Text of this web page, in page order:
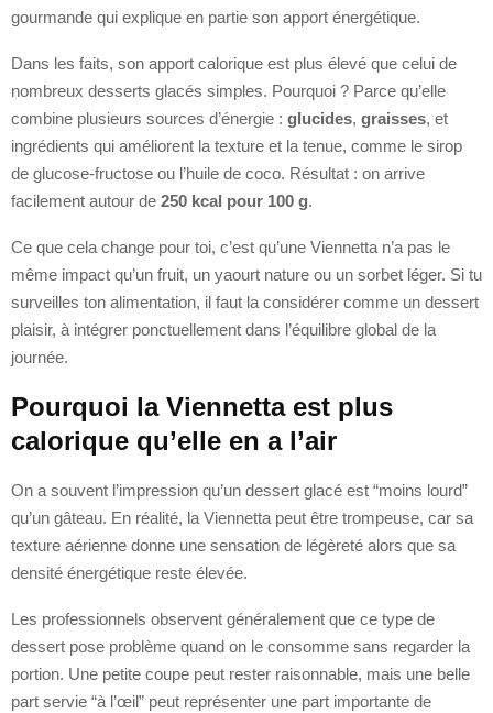
gourmande qui explique en partie son apport énergétique.
Dans les faits, son apport calorique est plus élevé que celui de
nombreux desserts glacés simples. Pourquoi ? Parce qu’elle
combine plusieurs sources d’énergie : glucides, graisses, et
ingrédients qui améliorent la texture et la tenue, comme le sirop
de glucose-fructose ou l’huile de coco. Résultat : on arrive
facilement autour de 250 kcal pour 100 g.
Ce que cela change pour toi, c’est qu’une Viennetta n’a pas le
même impact qu’un fruit, un yaourt nature ou un sorbet léger. Si tu
surveilles ton alimentation, il faut la considérer comme un dessert
plaisir, à intégrer ponctuellement dans l’équilibre global de la
journée.
Pourquoi la Viennetta est plus
calorique qu’elle en a l’air
On a souvent l’impression qu’un dessert glacé est “moins lourd”
qu’un gâteau. En réalité, la Viennetta peut être trompeuse, car sa
texture aérienne donne une sensation de légèreté alors que sa
densité énergétique reste élevée.
Les professionnels observent généralement que ce type de
dessert pose problème quand on le consomme sans regarder la
portion. Une petite coupe peut rester raisonnable, mais une belle
part servie “à l’œil” peut représenter une part importante de